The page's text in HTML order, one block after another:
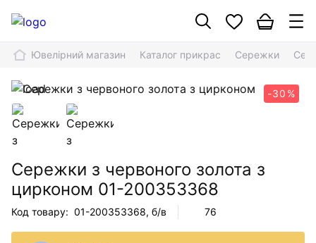
Ювелірний магазин Каталог прикрас Сережки
-30%
Сережки з червоного золота з
цирконом 01-200353368
Код товару: 01-200353368, б/в 76